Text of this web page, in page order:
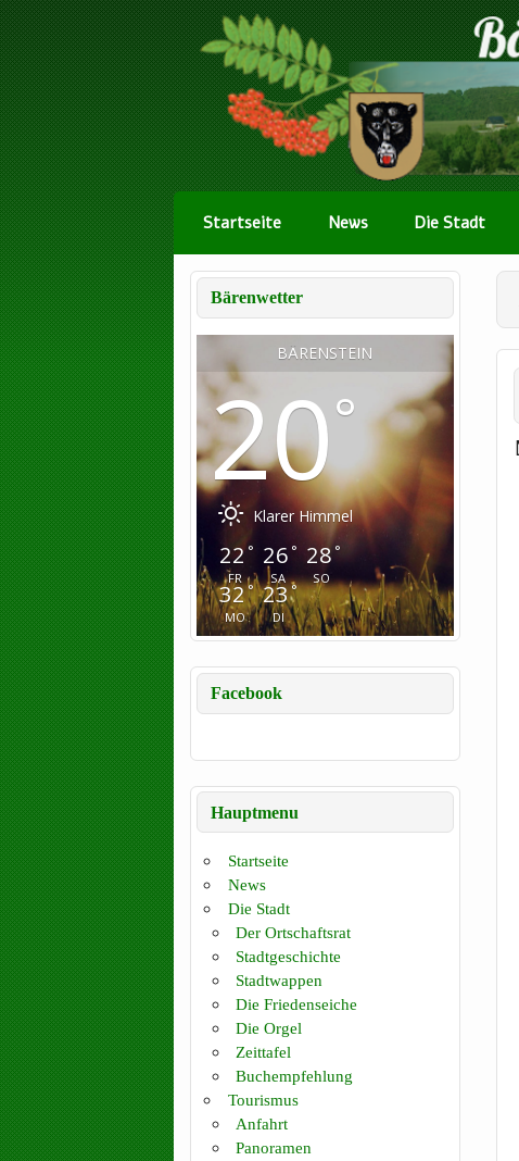
Startseite News Die Stadt
Bärenwetter
BÄRENSTEIN
20°
Klarer Himmel
22°
FR
26 °
SA
28°
SO
32°
MO
23°
DI
Facebook
Hauptmenu
Startseite
News
Die Stadt
Der Ortschaftsrat
Stadtgeschichte
Stadtwappen
Die Friedenseiche
Die Orgel
Zeittafel
Buchempfehlung
Tourismus
Anfahrt
Panoramen